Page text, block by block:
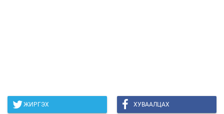
ЖИРГЭХ ХУВААЛЦАХ